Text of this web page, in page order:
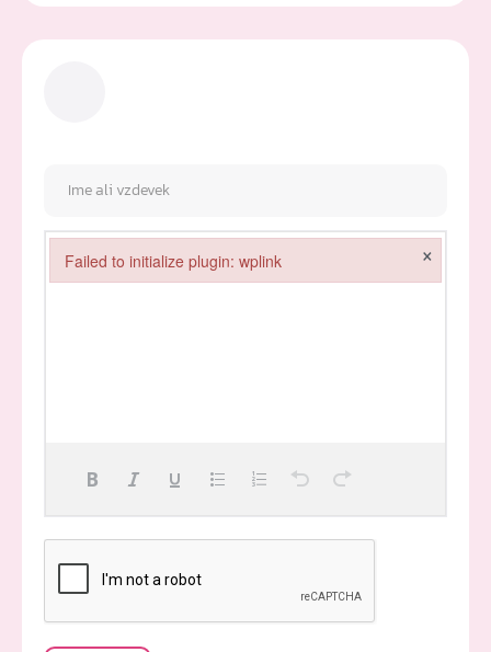
Failed to initialize plugin: wplink ×
Failed to initialize plugin: wplink